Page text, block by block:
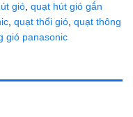
gió, quạt hút gió gắn
, quạt thổi gió, quạt thông
gió panasonic